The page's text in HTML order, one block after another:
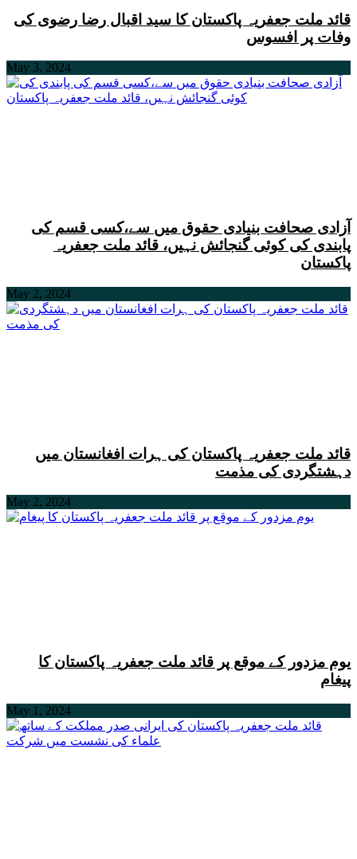
قائد ملت جعفریہ پاکستان کا سید اقبال رضا رضوی کی
وفات پر افسوس
May 3, 2024
آزادی صحافت بنیادی حقوق میں سے،کسی قسم کی
پابندی کی کوئی گنجائش نہیں، قائد ملت جعفریہ
پاکستان
May 2, 2024
قائد ملت جعفریہ پاکستان کی ہرات افغانستان میں
دہشتگردی کی مذمت
May 2, 2024
یوم مزدور کے موقع پر قائد ملت جعفریہ پاکستان کا
پیغام
May 1, 2024